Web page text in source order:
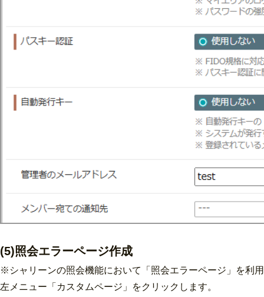
(5)照会エラーページ作成
※シャリーンの照会機能において「照会エラーページ」を利
左メニュー「カスタムページ」をクリックします。